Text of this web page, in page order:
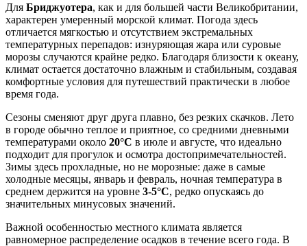
Для Бриджуотера, как и для большей части Великобритании,
характерен умеренный морской климат. Погода здесь
отличается мягкостью и отсутствием экстремальных
температурных перепадов: изнуряющая жара или суровые
морозы случаются крайне редко. Благодаря близости к океану,
климат остается достаточно влажным и стабильным, создавая
комфортные условия для путешествий практически в любое
время года.
Сезоны сменяют друг друга плавно, без резких скачков. Лето
в городе обычно теплое и приятное, со средними дневными
температурами около 20°C в июле и августе, что идеально
подходит для прогулок и осмотра достопримечательностей.
Зимы здесь прохладные, но не морозные: даже в самые
холодные месяцы, январь и февраль, ночная температура в
среднем держится на уровне 3-5°C, редко опускаясь до
значительных минусовых значений.
Важной особенностью местного климата является
равномерное распределение осадков в течение всего года. В